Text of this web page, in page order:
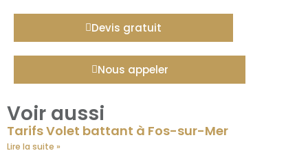
Devis gratuit
Nous appeler
Voir aussi
Tarifs Volet battant à Fos-sur-Mer
Lire la suite »